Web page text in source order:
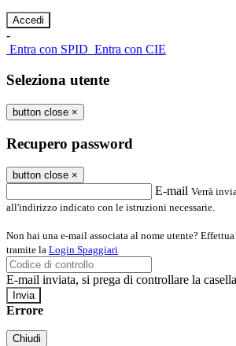
-
Entra con SPID Entra con CIE
Seleziona utente
button close ×
Recupero password
button close ×
E-mail Verrà
all'indirizzo indicato con le istruzioni necessarie.
Non hai una e-mail associata al nome utente?
tramite la Login Spaggiari
E-mail inviata, si prega di controllare la
Errore
Chiudi